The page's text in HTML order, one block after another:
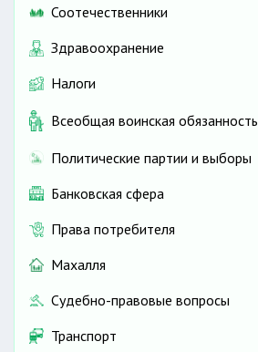
Соотечественники
Здравоохранение
Налоги
Всеобщая воинская обязанность
Политические партии и выборы
Банковская сфера
Права потребителя
Махалля
Судебно-правовые вопросы
Транспорт